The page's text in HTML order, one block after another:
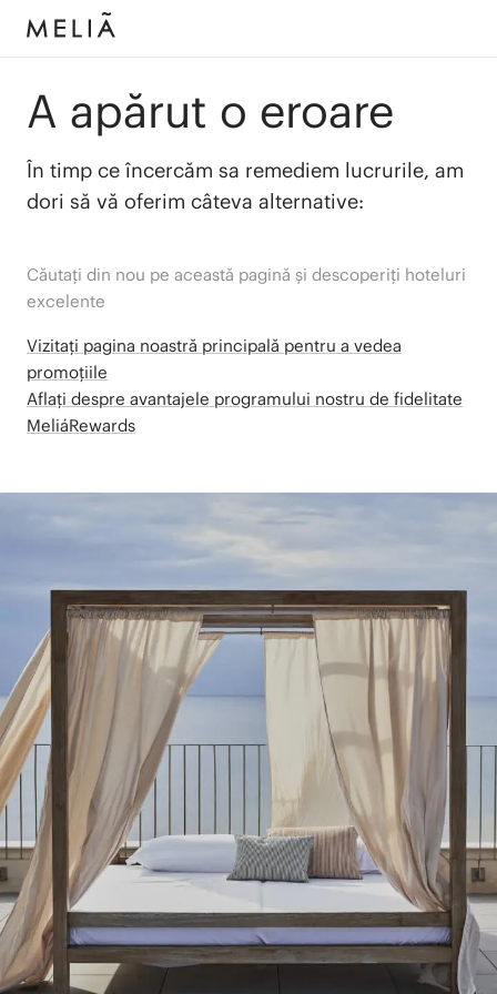
A apărut o eroare
În timp ce încercăm sa remediem lucrurile, am
dori să vă oferim câteva alternative:
Căutați din nou pe această pagină și descoperiți hoteluri
excelente
Vizitați pagina noastră principală pentru a vedea
promoțiile
Aflați despre avantajele programului nostru de fidelitate
MeliáRewards